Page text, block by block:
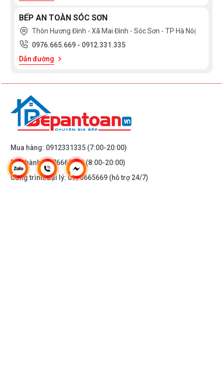
BẾP AN TOÀN SÓC SƠN
Thôn Hương Đình - Xã Mai Đình - Sóc Sơn - TP Hà Nôị
0976.665.669 - 0912.331.335
Dẫn đường
Mua hàng: 0912331335 (7:00-20:00)
Bảo hành:0976665669(8:00-20:00)
Công trình/Đại lý:0976665669 (hỗ trợ 24/7)